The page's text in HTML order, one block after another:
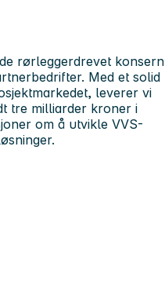
rørleggerdrevet konsern
Med et solid
leverer vi
tre milliarder kroner i
om å utvikle VVS-